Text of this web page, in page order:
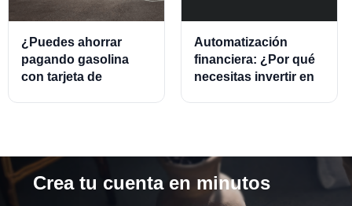
¿Puedes ahorrar
pagando gasolina
con tarjeta de
Automatización
financiera: ¿Por qué
necesitas invertir en
Crea tu cuenta en minutos